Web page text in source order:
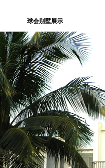
球会别墅展示